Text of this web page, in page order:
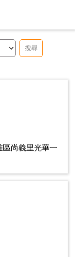
搜尋
區尚義里光華一